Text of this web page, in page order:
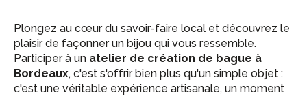
Plongez au cœur du savoir-faire local et découvrez le
plaisir de façonner un bijou qui vous ressemble.
Participer à un atelier de création de bague à
Bordeaux, c'est s'offrir bien plus qu'un simple objet :
c'est une véritable expérience artisanale, un moment